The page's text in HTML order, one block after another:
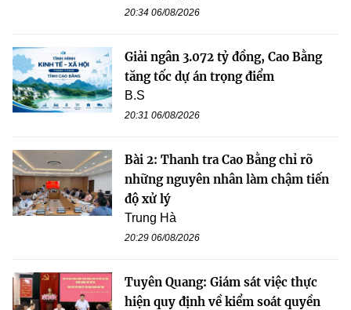
20:34 06/08/2026
Giải ngân 3.072 tỷ đồng, Cao Bằng
tăng tốc dự án trọng điểm
B.S
20:31 06/08/2026
Bài 2: Thanh tra Cao Bằng chỉ rõ
những nguyên nhân làm chậm tiến
độ xử lý
Trung Hà
20:29 06/08/2026
Tuyên Quang: Giám sát việc thực
hiện quy định về kiểm soát quyền